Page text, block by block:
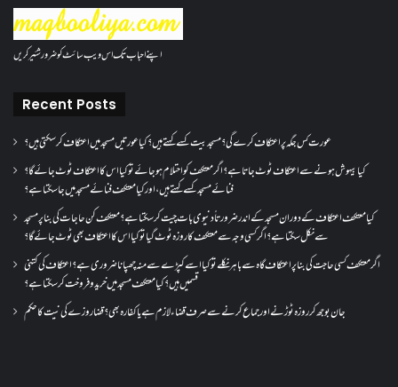
اپنے احباب تک اس ویب سائٹ کو ضرور شئیر کریں
Recent Posts
عورت کس جگہ پر اعتکاف کرے گی؟مسجد بیت کسے کہتے ہیں؟کیا عورتیں مسجد میں اعتکاف کر سکتی ہیں؟
کیا بیہوش ہونے سے اعتکاف ٹوٹ جاتا ہے؟ اگر معتکف کو احتلام ہو جائے تو کیا اس کا اعتکاف ٹوٹ جائے گا؟
فنائے مسجد کسے کہتے ہیں ، اور کیا معتکف فنائے مسجد میں جا سکتا ہے؟
کیا معتکف اعتکاف کے دوران مسجد کے اندر ضرورتاً دنیوی بات چیت کر سکتا ہے؟معتکف کن حاجات کی بنا پر مسجد
سے نکل سکتا ہے؟ اگر کسی وجہ سے معتکف کا روزہ ٹوٹ گیا تو کیا اس کا اعتکاف بھی ٹوٹ جائے گا؟
اگر معتکف کسی حاجت کی بنا پر اعتکاف گاہ سے باہر نکلے تو کیا اسے کپڑے سے منہ چھپانا ضروری ہے؟اعتکاف کی کتنی
قسمیں ہیں؟کیا معتکف مسجد میں خرید و فروخت کر سکتا ہے؟
جان بوجھ کر روزہ ٹوڑنے اور جماع کرنے سے صرف قضاء لازم ہے یا کفارہ بھی؟ قضا روزے کی نیت کا حکم